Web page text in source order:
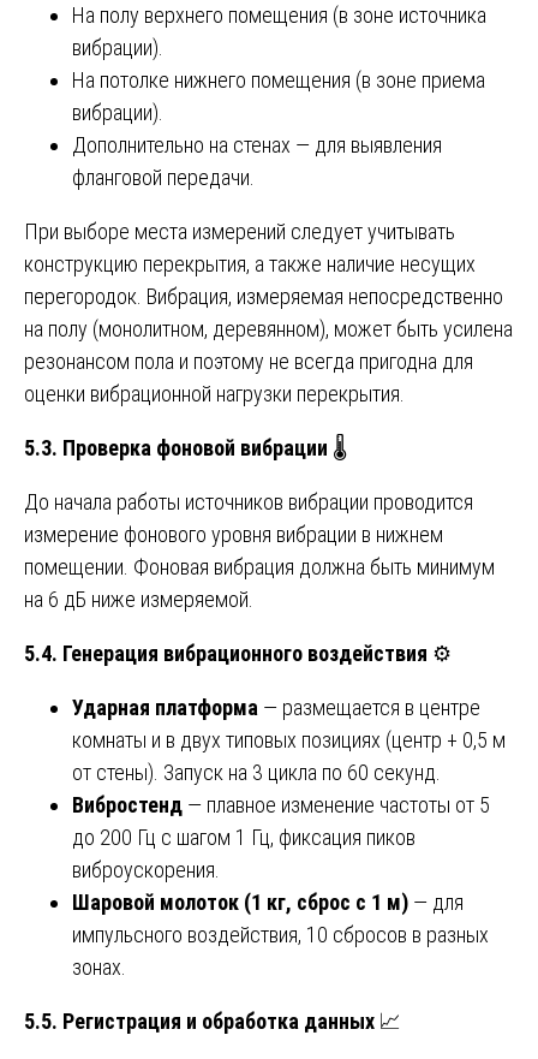
На полу верхнего помещения (в зоне источника
вибрации).
На потолке нижнего помещения (в зоне приема
вибрации).
Дополнительно на стенах — для выявления
фланговой передачи.
При выборе места измерений следует учитывать
конструкцию перекрытия, а также наличие несущих
перегородок. Вибрация, измеряемая непосредственно
на полу (монолитном, деревянном), может быть усилена
резонансом пола и поэтому не всегда пригодна для
оценки вибрационной нагрузки перекрытия.
5.3. Проверка фоновой вибрации 🌡️
До начала работы источников вибрации проводится
измерение фонового уровня вибрации в нижнем
помещении. Фоновая вибрация должна быть минимум
на 6 дБ ниже измеряемой.
5.4. Генерация вибрационного воздействия ⚙️
Ударная платформа — размещается в центре
комнаты и в двух типовых позициях (центр + 0,5 м
от стены). Запуск на 3 цикла по 60 секунд.
Вибростенд — плавное изменение частоты от 5
до 200 Гц с шагом 1 Гц, фиксация пиков
виброускорения.
Шаровой молоток (1 кг, сброс с 1 м) — для
импульсного воздействия, 10 сбросов в разных
зонах.
5.5. Регистрация и обработка данных 📈